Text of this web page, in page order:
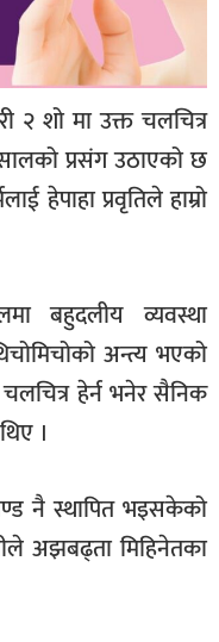
२ शो मा उक्त चलचित्र
प्रसंग उठाएको छ
हेपाहा प्रवृतिले हाम्रो
बहुदलीय व्यवस्था
अन्त्य भएको
हेर्न भनेर सैनिक
।
नै स्थापित भइसकेको
अझबढ्ता मिहिनेतका